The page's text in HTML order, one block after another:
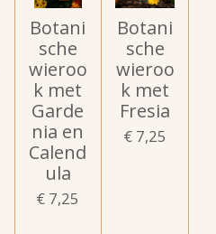
Botani
sche
wieroo
k met
Garde
nia en
Calend
ula
€ 7,25
Botani
sche
wieroo
k met
Fresia
€ 7,25